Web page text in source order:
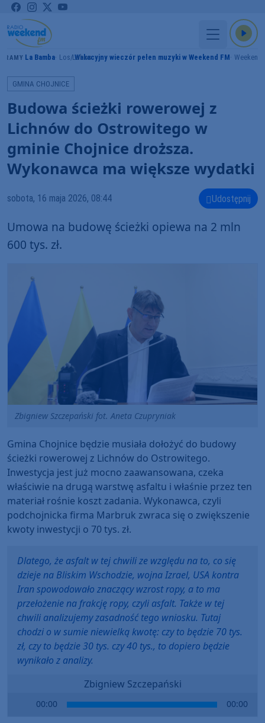
GRAMY La Bamba Los LobosWakacyjny wieczór pełen muzyki w Weekend FM Weekend
GMINA CHOJNICE
Budowa ścieżki rowerowej z
Lichnów do Ostrowitego w
gminie Chojnice droższa.
Wykonawca ma większe wydatki
sobota, 16 maja 2026, 08:44 Udostępnij
Umowa na budowę ścieżki opiewa na 2 mln
600 tys. zł.
Zbigniew Szczepański fot. Aneta Czupryniak
Gmina Chojnice będzie musiała dołożyć do budowy
ścieżki rowerowej z Lichnów do Ostrowitego.
Inwestycja jest już mocno zaawansowana, czeka
właściwie na drugą warstwę asfaltu i właśnie przez ten
materiał rośnie koszt zadania. Wykonawca, czyli
podchojnicka firma Marbruk zwraca się o zwiększenie
kwoty inwestycji o 70 tys. zł.
Dlatego, że asfalt w tej chwili ze względu na to, co się
dzieje na Bliskim Wschodzie, wojna Izrael, USA kontra
Iran spowodowało znaczący wzrost ropy, a to ma
przełożenie na frakcję ropy, czyli asfalt. Także w tej
chwili analizujemy zasadność tego wniosku. Tutaj
chodzi o w sumie niewielką kwotę: czy to będzie 70 tys.
zł, czy to będzie 30 tys. czy 40 tys., to dopiero będzie
wynikało z analizy.
Zbigniew Szczepański
00:00 00:00